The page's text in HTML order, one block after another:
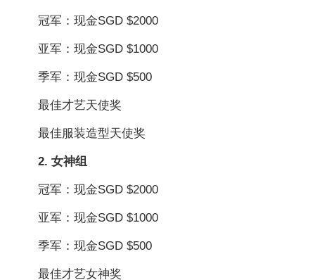
冠军：现金SGD $2000
亚军：现金SGD $1000
季军：现金SGD $500
最佳才艺天使奖
最佳服装造型天使奖
2. 女神组
冠军：现金SGD $2000
亚军：现金SGD $1000
季军：现金SGD $500
最佳才艺女神奖